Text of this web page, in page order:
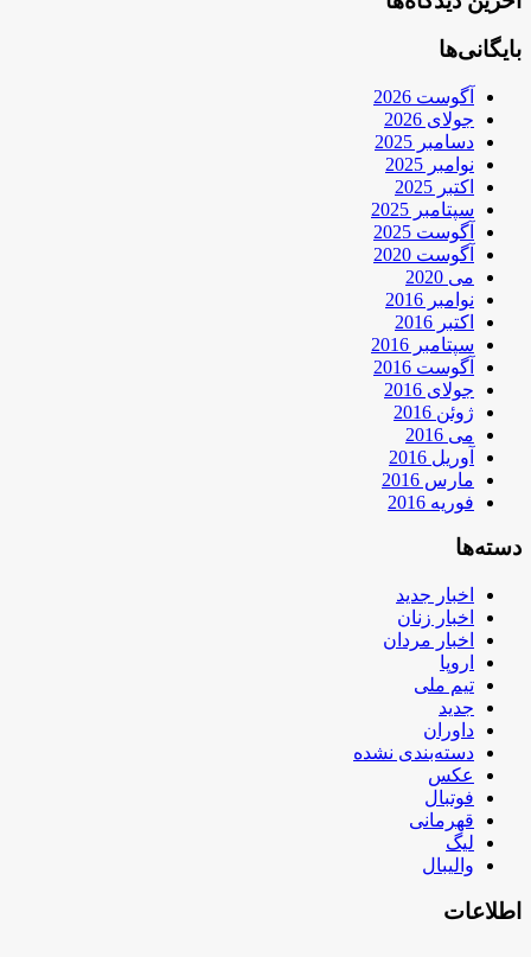
بایگانی‌ها
آگوست 2026
جولای 2026
دسامبر 2025
نوامبر 2025
اکتبر 2025
سپتامبر 2025
آگوست 2025
آگوست 2020
می 2020
نوامبر 2016
اکتبر 2016
سپتامبر 2016
آگوست 2016
جولای 2016
ژوئن 2016
می 2016
آوریل 2016
مارس 2016
فوریه 2016
دسته‌ها
اخبار جدید
اخبار زنان
اخبار مردان
اروپا
تیم ملی
جدید
داوران
دسته‌بندی نشده
عکس
فوتبال
قهرمانی
لیگ
والیبال
اطلاعات